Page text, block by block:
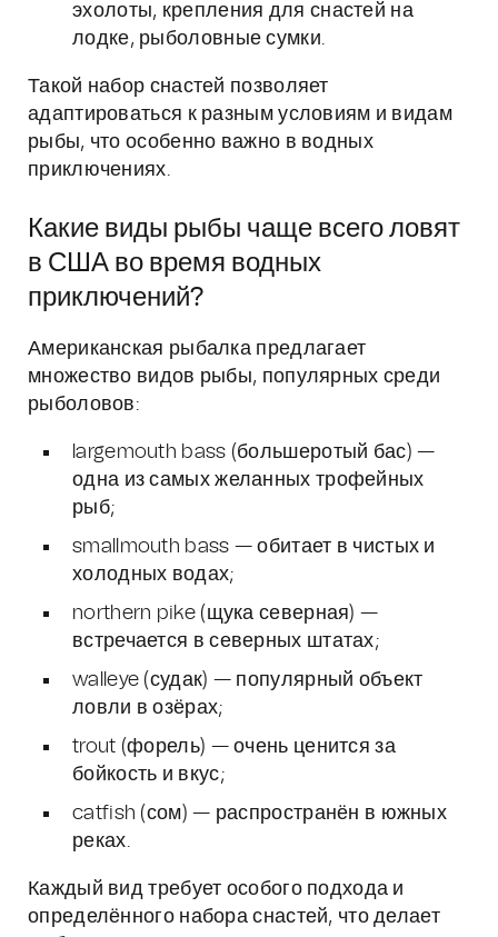
эхолоты, крепления для снастей на
лодке, рыболовные сумки.
Такой набор снастей позволяет
адаптироваться к разным условиям и видам
рыбы, что особенно важно в водных
приключениях.
Какие виды рыбы чаще всего ловят
в США во время водных
приключений?
Американская рыбалка предлагает
множество видов рыбы, популярных среди
рыболовов:
largemouth bass (большеротый бас) —
одна из самых желанных трофейных
рыб;
smallmouth bass — обитает в чистых и
холодных водах;
northern pike (щука северная) —
встречается в северных штатах;
walleye (судак) — популярный объект
ловли в озёрах;
trout (форель) — очень ценится за
бойкость и вкус;
catfish (сом) — распространён в южных
реках.
Каждый вид требует особого подхода и
определённого набора снастей, что делает